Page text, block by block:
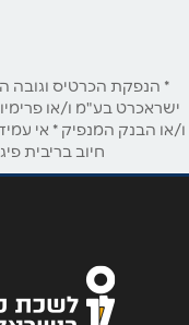
טלפון*
אימייל *
אנא חזרו אלי
הודעה*
* הנפקת הכרטיס וגובה
ישראכרט בע"מ ו/או
ו/או הבנק המנפיק * אי
חיוב בריבית